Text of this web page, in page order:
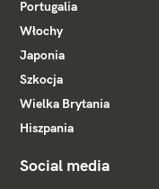
Portugalia
Włochy
Japonia
Szkocja
Wielka Brytania
Hiszpania
Social media